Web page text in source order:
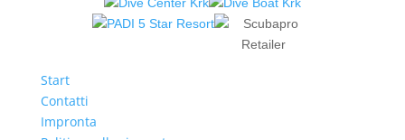
Start
Contatti
Impronta